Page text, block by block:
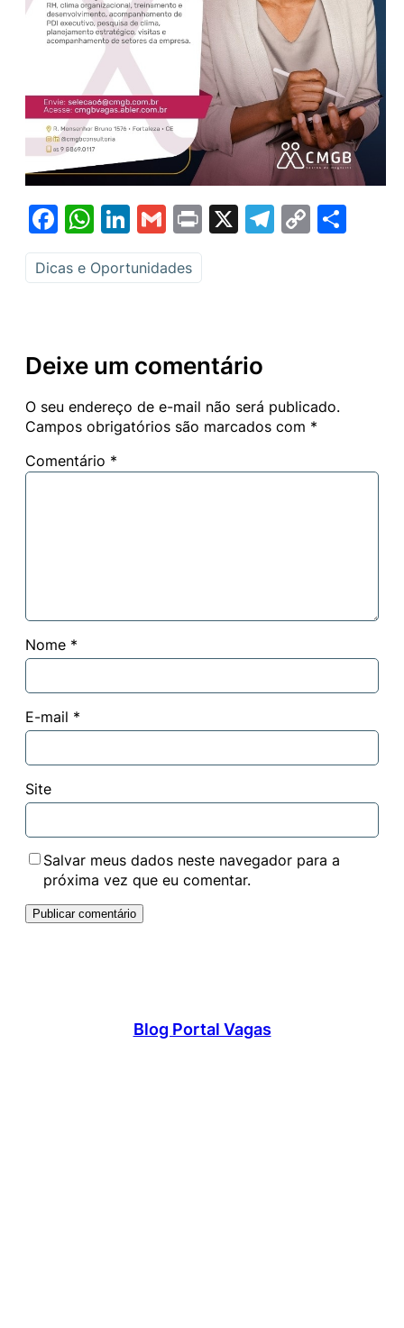
Facebook
WhatsApp
LinkedIn
GmailPrint
X Telegram
Copy
Dicas e Oportunidades
Deixe um comentário
O seu endereço de e-mail não será publicado.
Campos obrigatórios são marcados com *
Comentário *
Nome *
E-mail *
Site
Salvar meus dados neste navegador para a
próxima vez que eu comentar.
Blog Portal Vagas